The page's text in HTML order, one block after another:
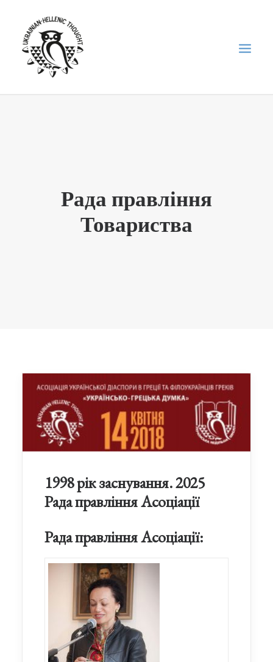
“ВІСНИК”/”ΑΓΓΕΛΙΑΦΌΡΟΣ”
Рада правління
Товариства
1998 рік заснування. 2025
Рада правління Асоціації
Рада правління Асоціації: